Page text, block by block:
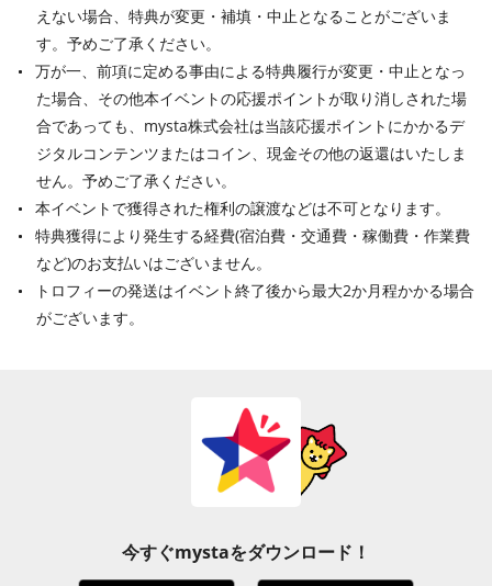
えない場合、特典が変更・補填・中止となることがございま
す。予めご了承ください。
万が一、前項に定める事由による特典履行が変更・中止となっ
た場合、その他本イベントの応援ポイントが取り消しされた場
合であっても、mysta株式会社は当該応援ポイントにかかるデ
ジタルコンテンツまたはコイン、現金その他の返還はいたしま
せん。予めご了承ください。
本イベントで獲得された権利の譲渡などは不可となります。
特典獲得により発生する経費(宿泊費・交通費・稼働費・作業費
など)のお支払いはございません。
トロフィーの発送はイベント終了後から最大2か月程かかる場合
がございます。
今すぐmystaをダウンロード！